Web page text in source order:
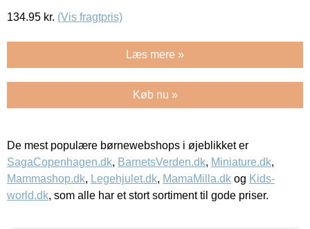
134.95 kr. (Vis fragtpris)
Læs mere »
Køb nu »
De mest populære børnewebshops i øjeblikket er
SagaCopenhagen.dk, BarnetsVerden.dk, Miniature.dk,
Mammashop.dk, Legehjulet.dk, MamaMilla.dk og Kids-
world.dk, som alle har et stort sortiment til gode priser.